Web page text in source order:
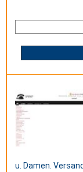
u. Damen.